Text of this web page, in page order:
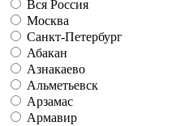
Вся Россия
Москва
Санкт-Петербург
Абакан
Азнакаево
Альметьевск
Арзамас
Армавир